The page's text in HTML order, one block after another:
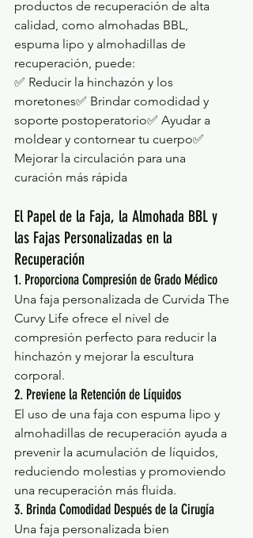
productos de recuperación de alta
calidad, como almohadas BBL,
espuma lipo y almohadillas de
recuperación, puede:
✅ Reducir la hinchazón y los
moretones✅ Brindar comodidad y
soporte postoperatorio✅ Ayudar a
moldear y contornear tu cuerpo✅
Mejorar la circulación para una
curación más rápida
El Papel de la Faja, la Almohada BBL y
las Fajas Personalizadas en la
Recuperación
1. Proporciona Compresión de Grado Médico
Una faja personalizada de Curvida The
Curvy Life ofrece el nivel de
compresión perfecto para reducir la
hinchazón y mejorar la escultura
corporal.
2. Previene la Retención de Líquidos
El uso de una faja con espuma lipo y
almohadillas de recuperación ayuda a
prevenir la acumulación de líquidos,
reduciendo molestias y promoviendo
una recuperación más fluida.
3. Brinda Comodidad Después de la Cirugía
Una faja personalizada bien